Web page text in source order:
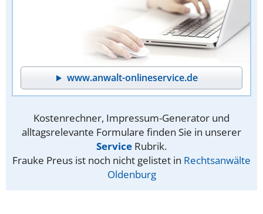
www.anwalt-onlineservice.de
Kostenrechner, Impressum-Generator und
alltagsrelevante Formulare finden Sie in unserer
Service Rubrik.
Frauke Preus ist noch nicht gelistet in Rechtsanwälte
Oldenburg